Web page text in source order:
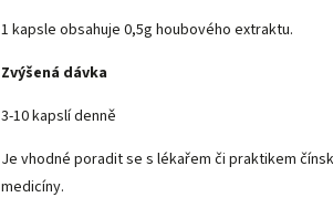
1 kapsle obsahuje 0,5g houbového extraktu.
Zvýšená dávka
3-10 kapslí denně
Je vhodné poradit se s lékařem či praktikem
medicíny.